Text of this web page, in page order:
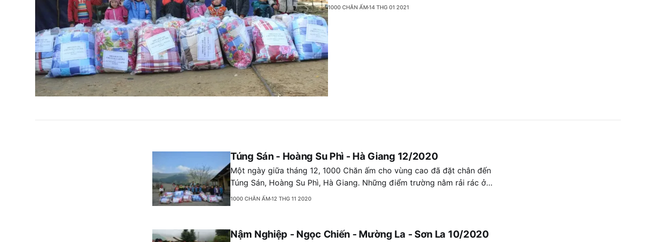
1000 CHĂN ẤM 14 THG 01 2021
Túng Sán - Hoàng Su Phì - Hà Giang 12/2020
Một ngày giữa tháng 12, 1000 Chăn ấm cho vùng cao đã đặt chân đến
Túng Sán, Hoàng Su Phì, Hà Giang. Những điểm trường nằm rải rác ở
sườn núi Tây Côn Lĩnh quanh năm mù và rét. 200 chiếc chăn và những
1000 CHĂN ẤM 12 THG 11 2020
Nậm Nghiệp - Ngọc Chiến - Mường La - Sơn La 10/2020